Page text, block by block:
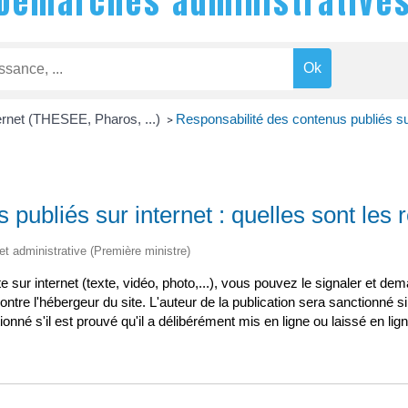
(THESEE, Pharos, ...) > Responsabilité des contenus publiés
publiés sur internet : quelles sont les
administrative (Première ministre)
sur internet (texte, vidéo, photo,...), vous pouvez le signaler et
l'hébergeur du site. L'auteur de la publication sera sanctionné
s'il est prouvé qu'il a délibérément mis en ligne ou laissé en